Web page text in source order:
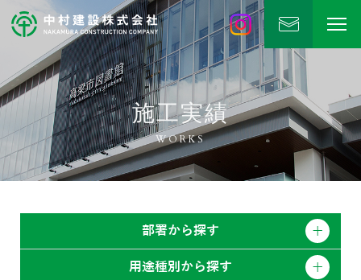
中村建設
公式Instagram
施工実績
WORKS
部署から探す
用途種別から探す